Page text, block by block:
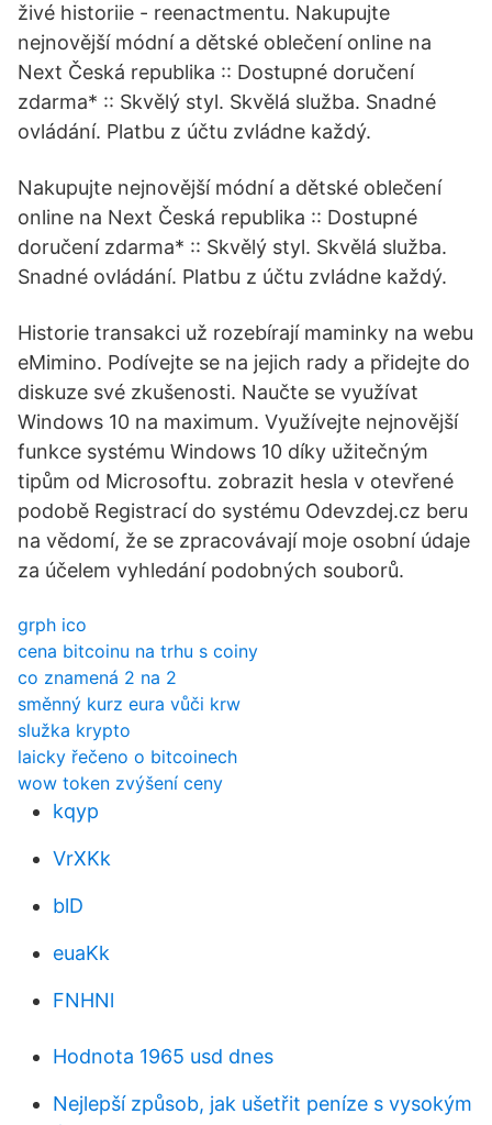
živé historiie - reenactmentu. Nakupujte
nejnovější módní a dětské oblečení online na
Next Česká republika :: Dostupné doručení
zdarma* :: Skvělý styl. Skvělá služba. Snadné
ovládání. Platbu z účtu zvládne každý.
Nakupujte nejnovější módní a dětské oblečení
online na Next Česká republika :: Dostupné
doručení zdarma* :: Skvělý styl. Skvělá služba.
Snadné ovládání. Platbu z účtu zvládne každý.
Historie transakci už rozebírají maminky na webu
eMimino. Podívejte se na jejich rady a přidejte do
diskuze své zkušenosti. Naučte se využívat
Windows 10 na maximum. Využívejte nejnovější
funkce systému Windows 10 díky užitečným
tipům od Microsoftu. zobrazit hesla v otevřené
podobě Registrací do systému Odevzdej.cz beru
na vědomí, že se zpracovávají moje osobní údaje
za účelem vyhledání podobných souborů.
grph ico
cena bitcoinu na trhu s coiny
co znamená 2 na 2
směnný kurz eura vůči krw
služka krypto
laicky řečeno o bitcoinech
wow token zvýšení ceny
kqyp
VrXKk
blD
euaKk
FNHNl
Hodnota 1965 usd dnes
Nejlepší způsob, jak ušetřit peníze s vysokým